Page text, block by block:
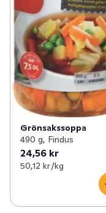
Grönsakssoppa
490 g, Findus
24,56 kr
50,12 kr /kg